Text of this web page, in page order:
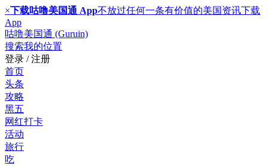
×下载咕噜美国通 App不放过任何一条有价值的美国资讯下载
App
咕噜美国通 (Guruin)
搜索我的位置
登录 / 注册
首页
头条
攻略
黑五
网红打卡
活动
旅行
吃